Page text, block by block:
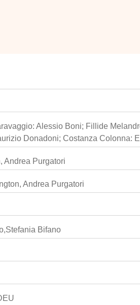
Alessio Boni; Fillide
Donadoni; Costanza Colonna:
Andrea Purgatori
Andrea Purgatori
Bifano